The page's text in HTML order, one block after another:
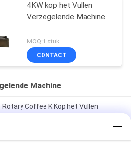
4KW kop het Vullen
Verzegelende Machine
MOQ:1 stuk
CONTACT
Machine
Coffee K Kop het Vullen
Roterende het Vullen Kop die
1 verzegelen